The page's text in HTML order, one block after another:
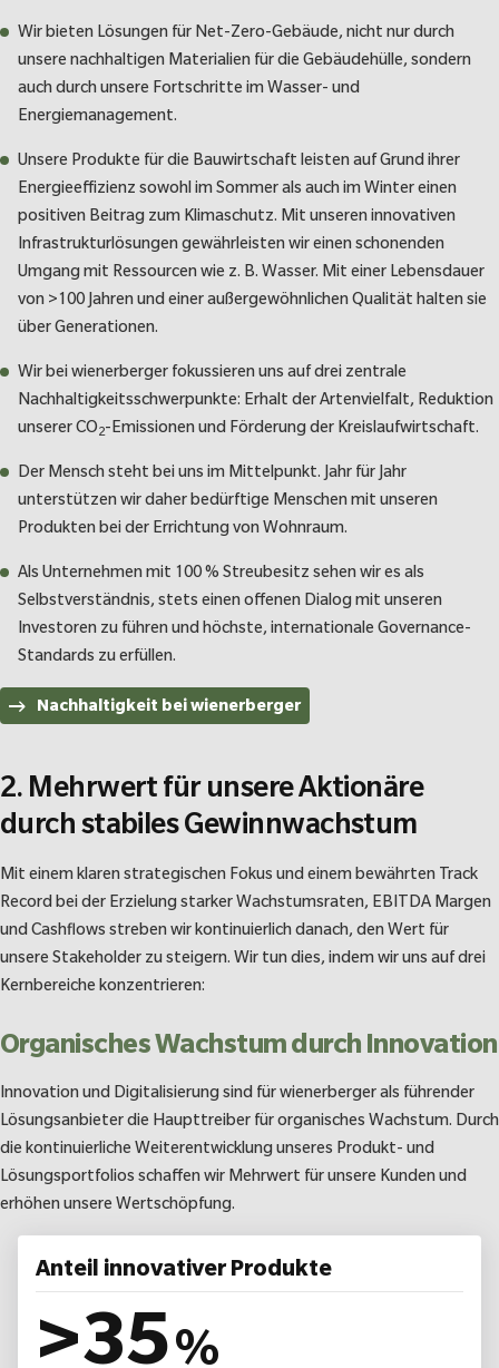
Wir bieten Lösungen für Net-Zero-Gebäude, nicht nur durch
unsere nachhaltigen Materialien für die Gebäudehülle, sondern
auch durch unsere Fortschritte im Wasser- und
Energiemanagement.
Unsere Produkte für die Bauwirtschaft leisten auf Grund ihrer
Energieeffizienz sowohl im Sommer als auch im Winter einen
positiven Beitrag zum Klimaschutz. Mit unseren innovativen
Infrastrukturlösungen gewährleisten wir einen schonenden
Umgang mit Ressourcen wie z. B. Wasser. Mit einer Lebensdauer
von >100 Jahren und einer außergewöhnlichen Qualität halten sie
über Generationen.
Wir bei wienerberger fokussieren uns auf drei zentrale
Nachhaltigkeitsschwerpunkte: Erhalt der Artenvielfalt, Reduktion
unserer CO2-Emissionen und Förderung der Kreislaufwirtschaft.
Der Mensch steht bei uns im Mittelpunkt. Jahr für Jahr
unterstützen wir daher bedürftige Menschen mit unseren
Produkten bei der Errichtung von Wohnraum.
Als Unternehmen mit 100 % Streubesitz sehen wir es als
Selbstverständnis, stets einen offenen Dialog mit unseren
Investoren zu führen und höchste, internationale Governance-
Standards zu erfüllen.
Nachhaltigkeit bei wienerberger
2. Mehrwert für unsere Aktionäre
durch stabiles Gewinnwachstum
Mit einem klaren strategischen Fokus und einem bewährten Track
Record bei der Erzielung starker Wachstumsraten, EBITDA Margen
und Cashflows streben wir kontinuierlich danach, den Wert für
unsere Stakeholder zu steigern. Wir tun dies, indem wir uns auf drei
Kernbereiche konzentrieren:
Organisches Wachstum durch Innovation
Innovation und Digitalisierung sind für wienerberger als führender
Lösungsanbieter die Haupttreiber für organisches Wachstum. Durch
die kontinuierliche Weiterentwicklung unseres Produkt- und
Lösungsportfolios schaffen wir Mehrwert für unsere Kunden und
erhöhen unsere Wertschöpfung.
Anteil innovativer Produkte
>35%